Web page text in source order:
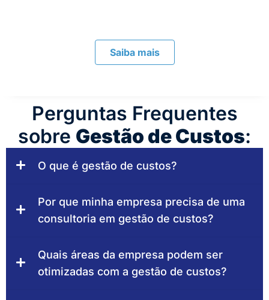
Saiba mais
Perguntas Frequentes
sobre Gestão de Custos:
O que é gestão de custos?
Por que minha empresa precisa de uma
consultoria em gestão de custos?
Quais áreas da empresa podem ser
otimizadas com a gestão de custos?